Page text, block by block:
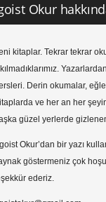
Okur
kitaplar. Tekrar tekrar
Derin okumalar,
ve her an her
güzel yerlerde
Okur’dan bir yazı
göstermeniz çok
ederiz.